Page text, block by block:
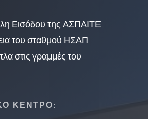
Εισόδου της ΑΣΠΑΙΤΕ
του σταθμού ΗΣΑΠ
στις γραμμές του
ΚΕΝΤΡΟ: